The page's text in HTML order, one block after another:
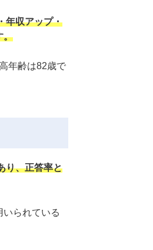
年収アップ・
。
年齢は82歳で
り、正答率と
られている